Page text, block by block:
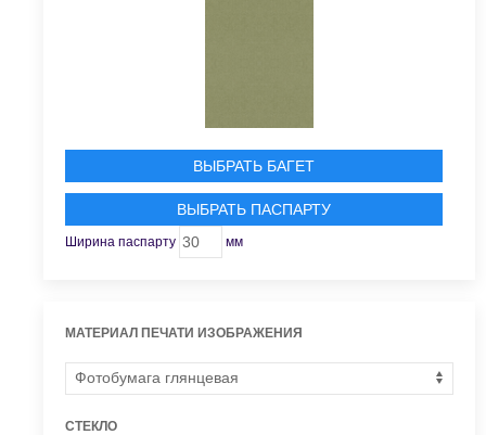
ВЫБРАТЬ БАГЕТ
ВЫБРАТЬ ПАСПАРТУ
Ширина паспарту мм
МАТЕРИАЛ ПЕЧАТИ ИЗОБРАЖЕНИЯ
СТЕКЛО